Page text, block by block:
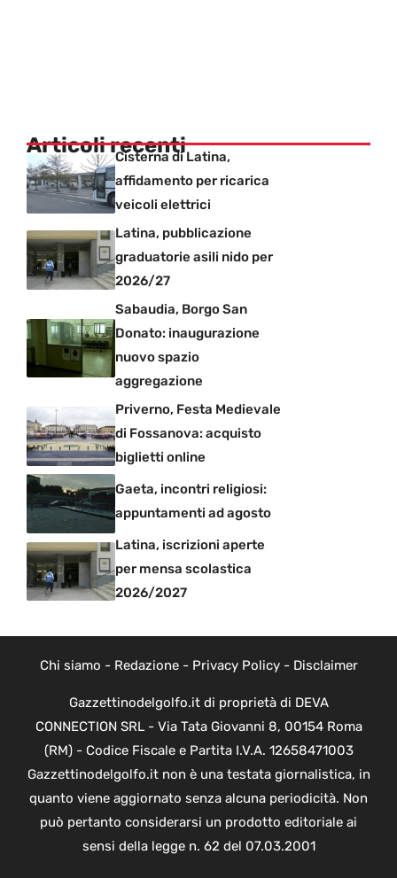
Articoli recenti
Cisterna di Latina,
affidamento per ricarica
veicoli elettrici
Latina, pubblicazione
graduatorie asili nido per
2026/27
Sabaudia, Borgo San
Donato: inaugurazione
nuovo spazio
aggregazione
Priverno, Festa Medievale
di Fossanova: acquisto
biglietti online
Gaeta, incontri religiosi:
appuntamenti ad agosto
Latina, iscrizioni aperte
per mensa scolastica
2026/2027
Chi siamo - Redazione- Privacy Policy- Disclaimer
Gazzettinodelgolfo.it di proprietà di DEVA
CONNECTION SRL - Via Tata Giovanni 8, 00154 Roma
(RM) - Codice Fiscale e Partita I.V.A. 12658471003
Gazzettinodelgolfo.it non è una testata giornalistica, in
quanto viene aggiornato senza alcuna periodicità. Non
può pertanto considerarsi un prodotto editoriale ai
sensi della legge n. 62 del 07.03.2001